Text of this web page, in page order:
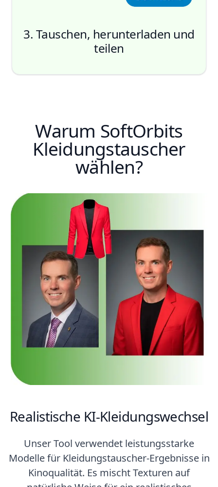
3. Tauschen, herunterladen und
teilen
Generieren
Warum SoftOrbits
Kleidungstauscher
wählen?
Realistische KI-Kleidungswechsel
Unser Tool verwendet leistungsstarke
Modelle für Kleidungstauscher-Ergebnisse in
Kinoqualität. Es mischt Texturen auf